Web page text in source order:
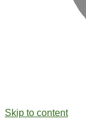
Skip to content